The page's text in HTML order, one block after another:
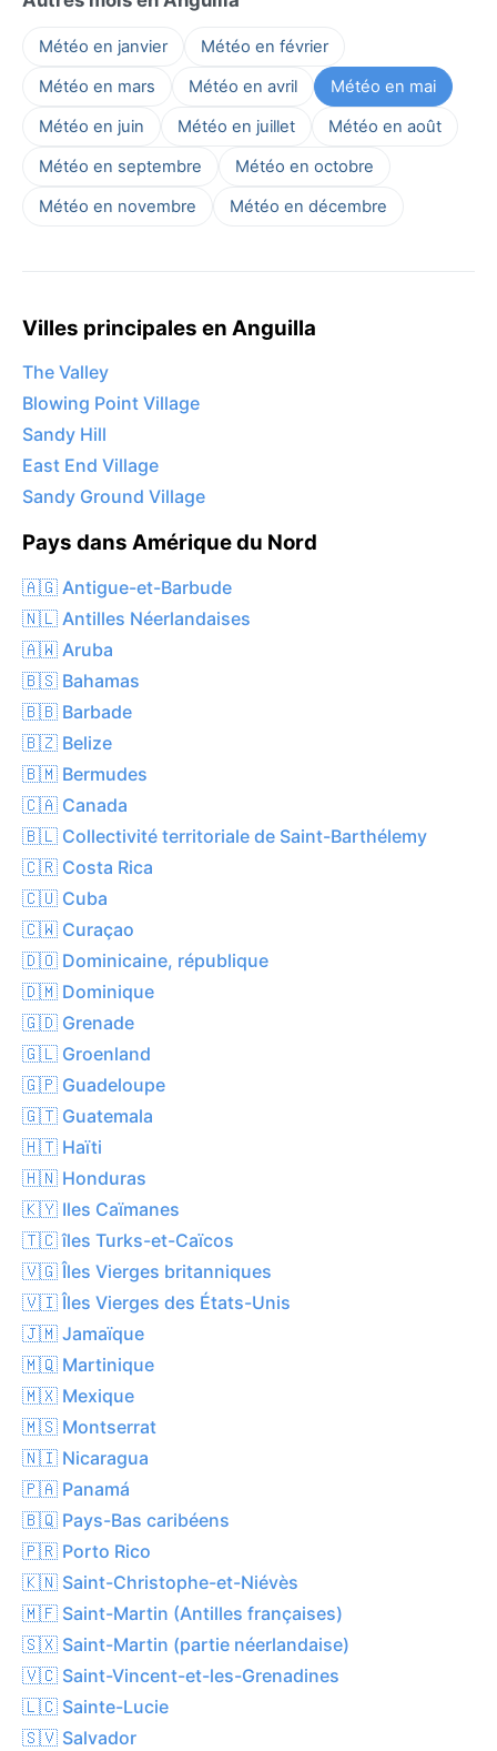
Météo en janvier
Météo en février
Météo en mars
Météo en avril
Météo en mai
Météo en juin
Météo en juillet
Météo en août
Météo en septembre
Météo en octobre
Météo en novembre
Météo en décembre
Villes principales en Anguilla
The Valley
Blowing Point Village
Sandy Hill
East End Village
Sandy Ground Village
Pays dans Amérique du Nord
🇦🇬 Antigue-et-Barbude
🇳🇱 Antilles Néerlandaises
🇦🇼 Aruba
🇧🇸 Bahamas
🇧🇧 Barbade
🇧🇿 Belize
🇧🇲 Bermudes
🇨🇦 Canada
🇧🇱 Collectivité territoriale de Saint-Barthélemy
🇨🇷 Costa Rica
🇨🇺 Cuba
🇨🇼 Curaçao
🇩🇴 Dominicaine, république
🇩🇲 Dominique
🇬🇩 Grenade
🇬🇱 Groenland
🇬🇵 Guadeloupe
🇬🇹 Guatemala
🇭🇹 Haïti
🇭🇳 Honduras
🇰🇾 Iles Caïmanes
🇹🇨 îles Turks-et-Caïcos
🇻🇬 Îles Vierges britanniques
🇻🇮 Îles Vierges des États-Unis
🇯🇲 Jamaïque
🇲🇶 Martinique
🇲🇽 Mexique
🇲🇸 Montserrat
🇳🇮 Nicaragua
🇵🇦 Panamá
🇧🇶 Pays-Bas caribéens
🇵🇷 Porto Rico
🇰🇳 Saint-Christophe-et-Niévès
🇲🇫 Saint-Martin (Antilles françaises)
🇸🇽 Saint-Martin (partie néerlandaise)
🇻🇨 Saint-Vincent-et-les-Grenadines
🇱🇨 Sainte-Lucie
🇸🇻 Salvador